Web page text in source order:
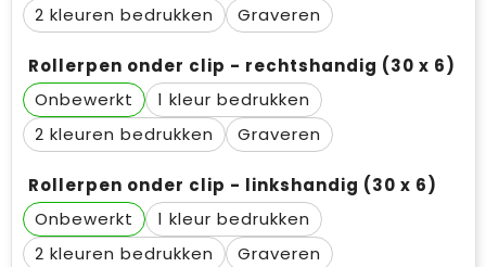
2
Graveren
Rollerpen onder clip - rechtshandig (30 x 6)
Onbewerkt
1
2
Graveren
Rollerpen onder clip - linkshandig (30 x 6)
Onbewerkt
1
2
Graveren